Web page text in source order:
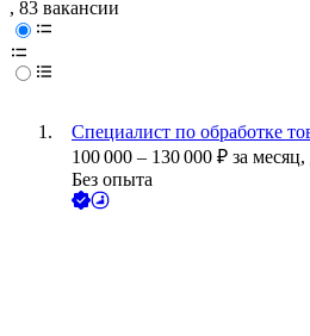
, 83 вакансии
Специалист по обработке
100 000 – 130 000 ₽ за месяц,
Без опыта